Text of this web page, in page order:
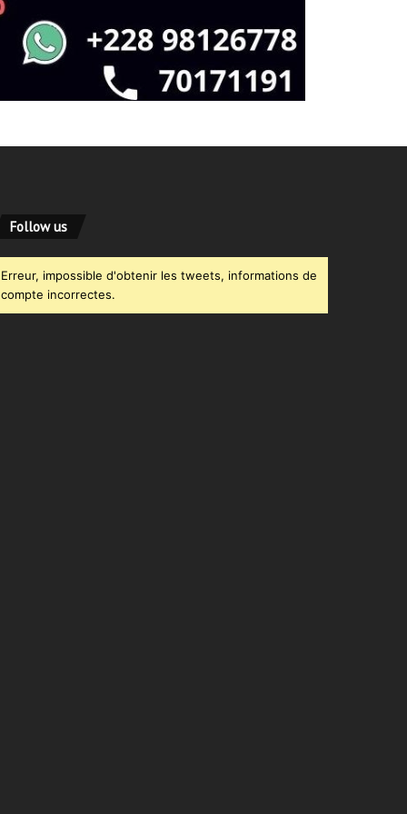
Follow us
Erreur, impossible d'obtenir les tweets, informations de
compte incorrectes.